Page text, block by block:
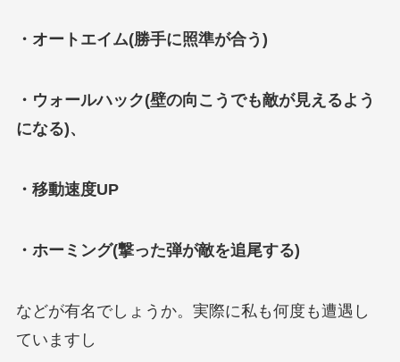
・オートエイム(勝手に照準が合う)
・ウォールハック(壁の向こうでも敵が見えるよう
になる)、
・移動速度UP
・ホーミング(撃った弾が敵を追尾する)
などが有名でしょうか。実際に私も何度も遭遇し
ていますし